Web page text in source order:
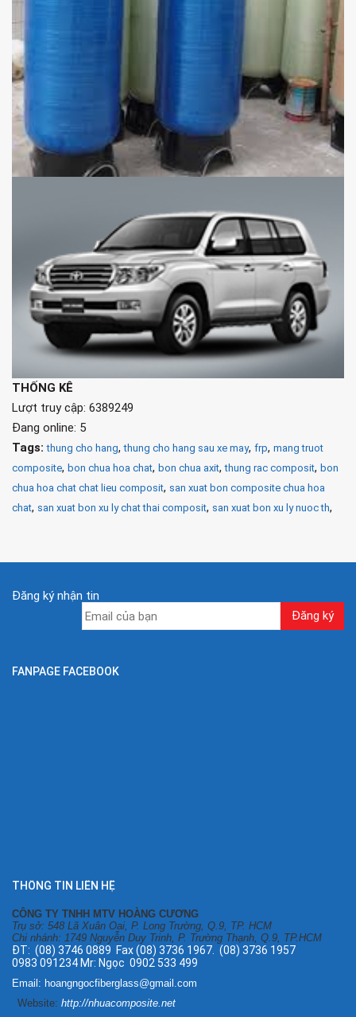
THỐNG KÊ
Lượt truy cập: 6389249
Đang online: 5
Tags: thung cho hang,thung cho hang sau xe may, frp, mang truot
composite, bon chua hoa chat, bon chua axit,thung rac composit, bon
chua hoa chat chat lieu composit, san xuat bon composite chua hoa
chat, san xuat bon xu ly chat thai composit, san xuat bon xu ly nuoc th,
Đăng ký nhận tin
FANPAGE FACEBOOK
THÔNG TIN LIÊN HỆ
CÔNG TY TNHH MTV HOÀNG CƯƠNG
Trụ sở: 548 Lã Xuân Oai, P. Long Trường, Q.9, TP. HCM
Chi nhánh: 1749 Nguyễn Duy Trinh, P. Trường Thạnh, Q.9, TP.HCM
ĐT: (08) 3746 0889 Fax (08) 3736 1967. (08) 3736 1957
0983 091234 Mr: Ngọc 0902 533 499
Email: hoangngocfiberglass@gmail.com
Website: http://nhuacomposite.net